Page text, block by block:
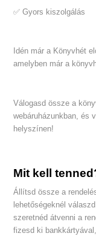
✅ Gyors kiszolgálás
Idén már a Könyvhét
amelyben már a
Válogasd össze a
webáruházunkban, és
helyszínen!
Mit kell
Állítsd össze a
lehetőségeknél
szeretnéd átvenni a
fizesd ki